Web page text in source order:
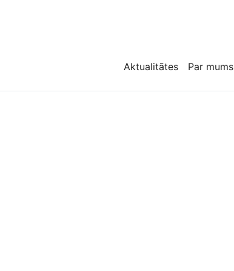
Aktualitātes Par mums